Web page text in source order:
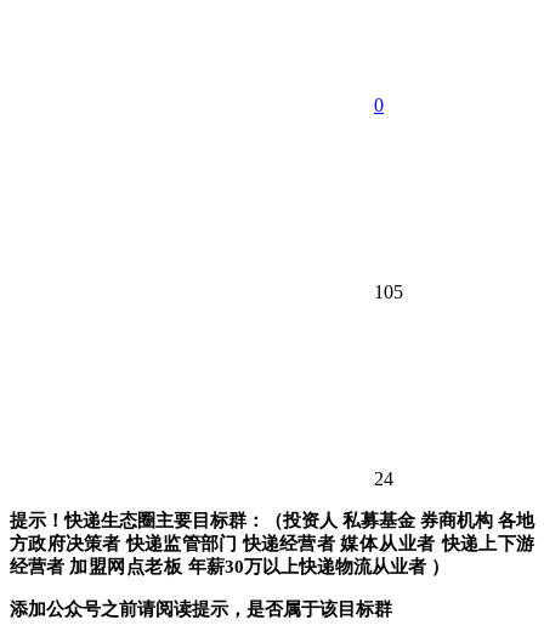
0
105
24
提示！快递生态圈主要目标群：（投资人 私募基金 券商机构 各地
方政府决策者 快递监管部门 快递经营者媒体从业者快递上下游
经营者 加盟网点老板 年薪30万以上快递物流从业者 ）
添加公众号之前请阅读提示，是否属于该目标群